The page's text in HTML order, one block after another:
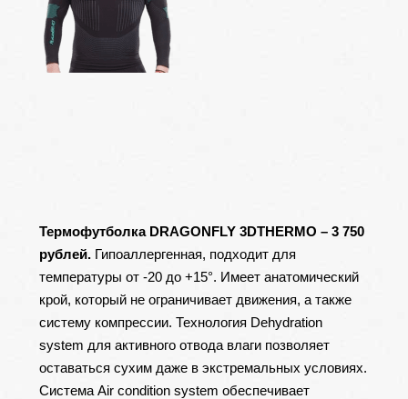
Термофутболка DRAGONFLY 3DTHERMO – 3 750
рублей. Гипоаллергенная, подходит для
температуры от -20 до +15°. Имеет анатомический
крой, который не ограничивает движения, а также
систему компрессии. Технология Dehydration
system для активного отвода влаги позволяет
оставаться сухим даже в экстремальных условиях.
Система Air condition system обеспечивает